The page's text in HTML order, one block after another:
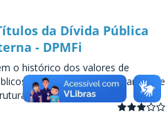
da Dívida Pública
- DPMFi
o histórico dos valores de
decorrentes de programas de
a partir de...